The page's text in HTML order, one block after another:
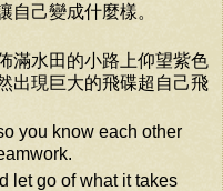
自己變成什麼樣。
滿水田的小路上仰望紫色
出現巨大的飛碟超自己飛
you know each other
let go of what it takes